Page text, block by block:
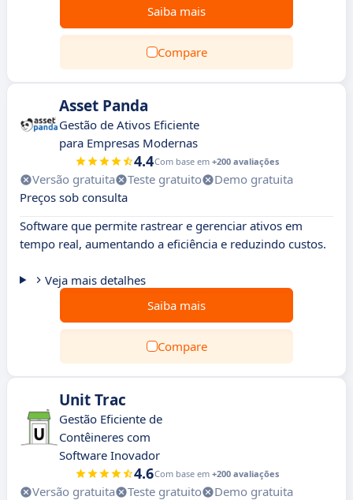
Saiba mais
Compare
Asset Panda
Gestão de Ativos Eficiente
para Empresas Modernas
4.4Com base em +200 avaliações
Versão gratuita Teste gratuito
Demo gratuita
Preços sob consulta
Software que permite rastrear e gerenciar ativos em
tempo real, aumentando a eficiência e reduzindo custos.
Veja mais detalhes
Saiba mais
Compare
Unit Trac
Gestão Eficiente de
Contêineres com
Software Inovador
4.6Com base em +200 avaliações
Versão gratuita Teste gratuito
Demo gratuita